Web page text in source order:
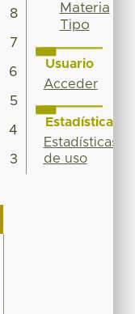
8
7
6
5
4
3
Materia
Tipo
Usuario
Acceder
Estadísticas
Estadísticas
de uso